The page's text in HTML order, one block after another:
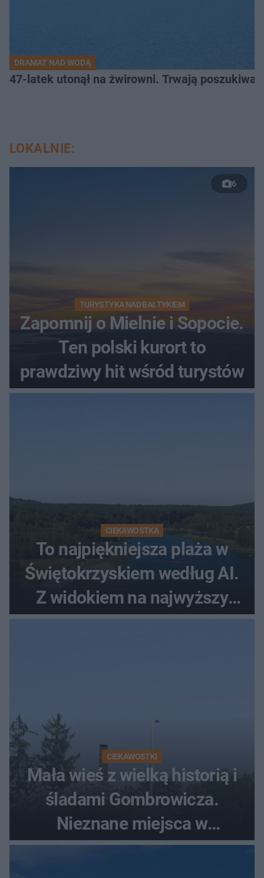
DRAMAT NAD WODĄ
47-latek utonął na żwirowni. Trwają
LOKALNIE:
6
TURYSTYKA NAD BAŁTYKIEM
Zapomnij o Mielnie i Sopocie.
Ten polski kurort to
prawdziwy hit wśród turystów
CIEKAWOSTKA
To najpiękniejsza plaża w
Świętokrzyskiem według AI.
Z widokiem na najwyższy
szczyt Gór Świętokrzyskich
CIEKAWOSTKI
Mała wieś z wielką historią i
śladami Gombrowicza.
Nieznane miejsca w
Świętokrzyskiem